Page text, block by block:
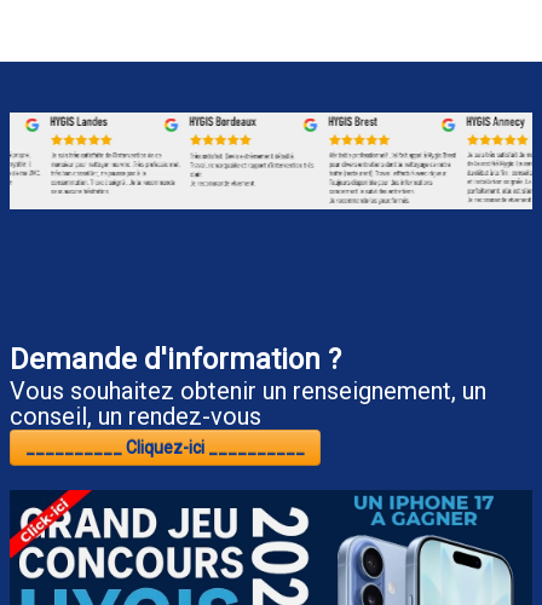
Demande d'information ?
Vous souhaitez obtenir un renseignement, un
conseil, un rendez-vous
__________ Cliquez-ici __________